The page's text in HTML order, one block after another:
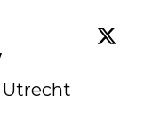
Utrecht